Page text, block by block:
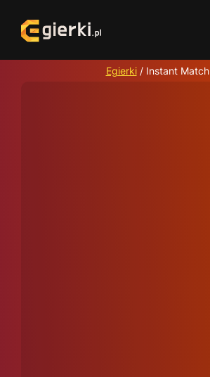
Egierki/ Instant Match